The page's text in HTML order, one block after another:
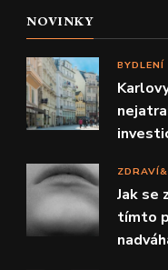
NOVINKY
BYDLENÍ
Jak se
tímto